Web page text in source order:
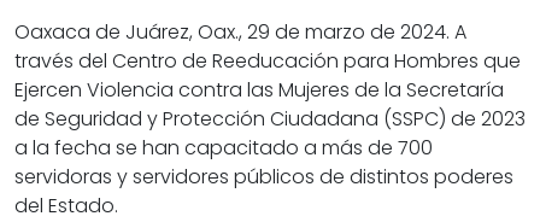
Oaxaca de Juárez, Oax., 29 de marzo de 2024. A
través del Centro de Reeducación para Hombres que
Ejercen Violencia contra las Mujeres de la Secretaría
de Seguridad y Protección Ciudadana (SSPC) de 2023
a la fecha se han capacitado a más de 700
servidoras y servidores públicos de distintos poderes
del Estado.